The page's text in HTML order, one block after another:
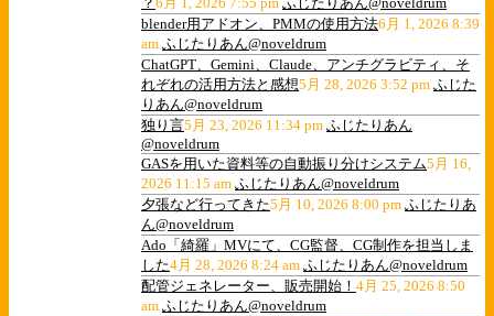
blender用アドオン、PMMの使用方法6月 1, 2026 8:39
am ふじたりあん@noveldrum
ChatGPT、Gemini、Claude、アンチグラビティ、そ
れぞれの活用方法と感想5月 28, 2026 3:52 pm ふじた
りあん@noveldrum
独り言5月 23, 2026 11:34 pm ふじたりあん
@noveldrum
GASを用いた資料等の自動振り分けシステム5月 16,
2026 11:15 am ふじたりあん@noveldrum
夕張など行ってきた5月 10, 2026 8:00 pm ふじたりあ
ん@noveldrum
Ado「綺羅」MVにて、CG監督、CG制作を担当しま
した4月 28, 2026 8:24 am ふじたりあん@noveldrum
配管ジェネレーター、販売開始！ 4月 25, 2026 8:50
am ふじたりあん@noveldrum